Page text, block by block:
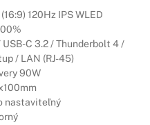
120Hz IPS WLED
C 3.2 / Thunderbolt 4 /
/ LAN (RJ-45)
90W
nastaviteľný